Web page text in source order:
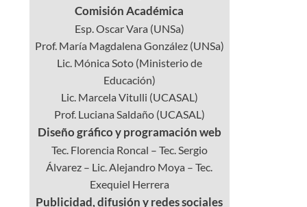
Comisión Académica
Esp. Oscar Vara (UNSa)
Prof. María Magdalena González (UNSa)
Lic. Mónica Soto (Ministerio de
Educación)
Lic. Marcela Vitulli (UCASAL)
Prof. Luciana Saldaño (UCASAL)
Diseño gráfico y programación web
Tec. Florencia Roncal – Tec. Sergio
Álvarez – Lic. Alejandro Moya – Tec.
Exequiel Herrera
Publicidad, difusión y redes sociales